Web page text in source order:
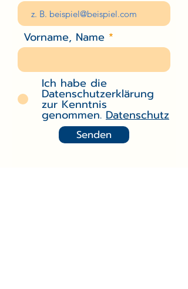
Vorname, Name
Ich habe die
Datenschutzerklärung
zur Kenntnis
genommen. Datenschutz
Senden